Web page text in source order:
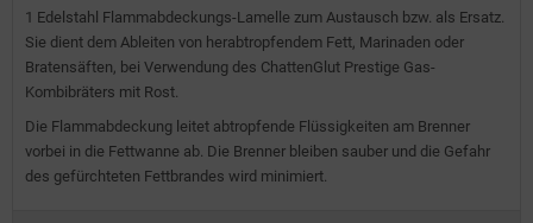
1 Edelstahl Flammabdeckungs-Lamelle zum Austausch bzw. als Ersatz.
Sie dient dem Ableiten von herabtropfendem Fett, Marinaden oder
Bratensäften, bei Verwendung des ChattenGlut Prestige Gas-
Kombibräters mit Rost.
Die Flammabdeckung leitet abtropfende Flüssigkeiten am Brenner
vorbei in die Fettwanne ab. Die Brenner bleiben sauber und die Gefahr
des gefürchteten Fettbrandes wird minimiert.